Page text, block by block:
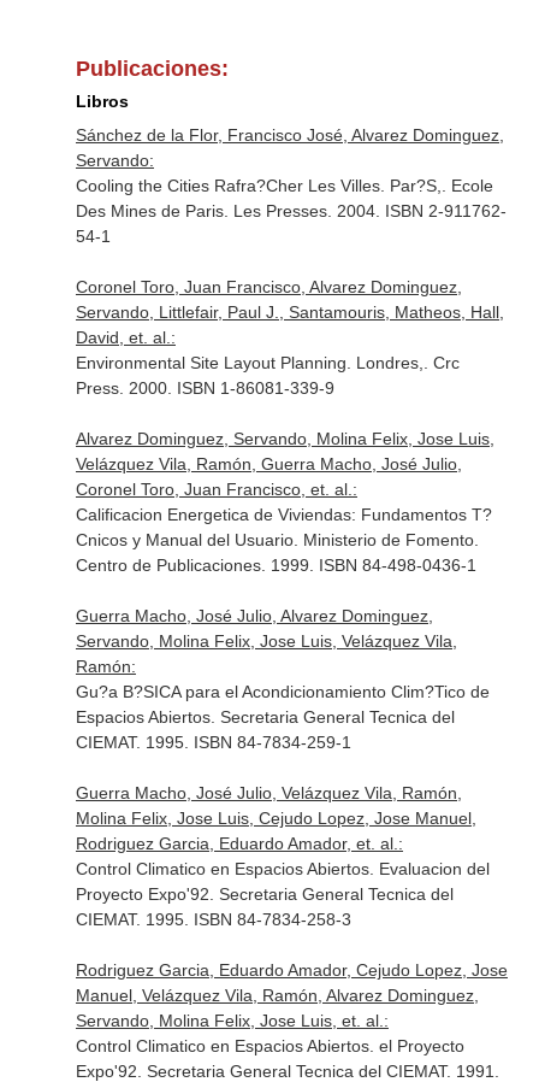
Publicaciones:
Libros
Sánchez de la Flor, Francisco José, Alvarez Dominguez,
Servando:
Cooling the Cities Rafra?Cher Les Villes. Par?S,. Ecole
Des Mines de Paris. Les Presses. 2004. ISBN 2-911762-
54-1
Coronel Toro, Juan Francisco, Alvarez Dominguez,
Servando, Littlefair, Paul J., Santamouris, Matheos, Hall,
David, et. al.:
Environmental Site Layout Planning. Londres,. Crc
Press. 2000. ISBN 1-86081-339-9
Alvarez Dominguez, Servando, Molina Felix, Jose Luis,
Velázquez Vila, Ramón, Guerra Macho, José Julio,
Coronel Toro, Juan Francisco, et. al.:
Calificacion Energetica de Viviendas: Fundamentos T?
Cnicos y Manual del Usuario. Ministerio de Fomento.
Centro de Publicaciones. 1999. ISBN 84-498-0436-1
Guerra Macho, José Julio, Alvarez Dominguez,
Servando, Molina Felix, Jose Luis, Velázquez Vila,
Ramón:
Gu?a B?SICA para el Acondicionamiento Clim?Tico de
Espacios Abiertos. Secretaria General Tecnica del
CIEMAT. 1995. ISBN 84-7834-259-1
Guerra Macho, José Julio, Velázquez Vila, Ramón,
Molina Felix, Jose Luis, Cejudo Lopez, Jose Manuel,
Rodriguez Garcia, Eduardo Amador, et. al.:
Control Climatico en Espacios Abiertos. Evaluacion del
Proyecto Expo'92. Secretaria General Tecnica del
CIEMAT. 1995. ISBN 84-7834-258-3
Rodriguez Garcia, Eduardo Amador, Cejudo Lopez, Jose
Manuel, Velázquez Vila, Ramón, Alvarez Dominguez,
Servando, Molina Felix, Jose Luis, et. al.:
Control Climatico en Espacios Abiertos. el Proyecto
Expo'92. Secretaria General Tecnica del CIEMAT. 1991.